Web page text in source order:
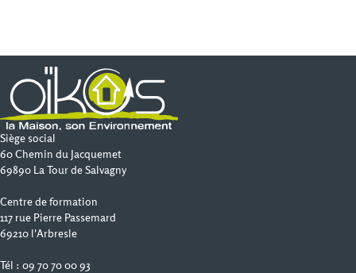
Siège social
60 Chemin du Jacquemet
69890 La Tour de Salvagny
Centre de formation
117 rue Pierre Passemard
69210 l'Arbresle
Tél : 09 70 70 00 93